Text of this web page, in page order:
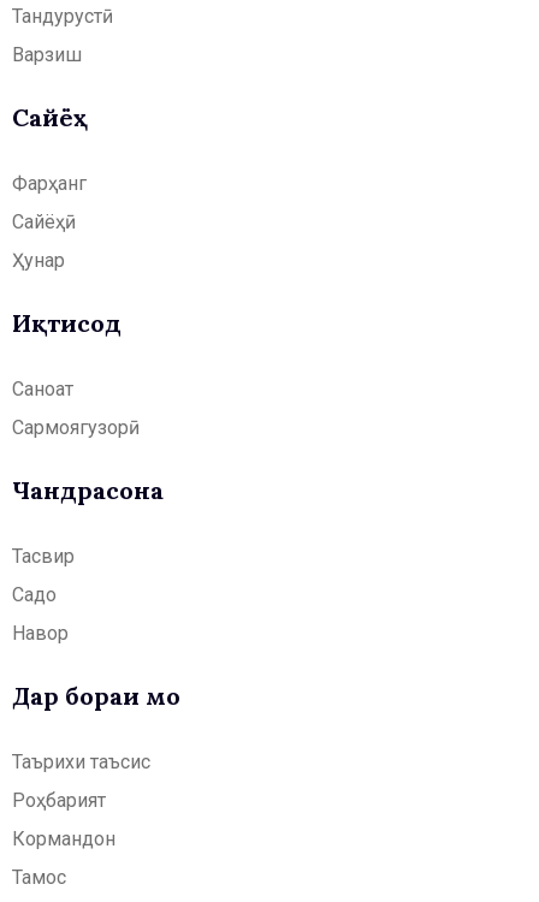
Тандурустӣ
Варзиш
Сайёҳӣ
Фарҳанг
Сайёҳӣ
Ҳунар
Иқтисод
Саноат
Сармоягузорӣ
Чандрасонаӣ
Тасвир
Садо
Навор
Дар бораи мо
Таърихи таъсис
Роҳбарият
Кормандон
Тамос